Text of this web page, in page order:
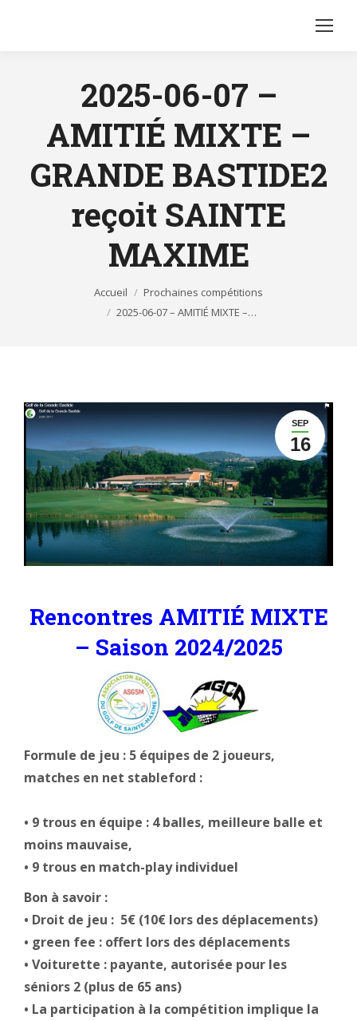
2025-06-07 –
AMITIÉ MIXTE –
GRANDE BASTIDE2
reçoit SAINTE
MAXIME
Vous êtes ici :Accueil
Prochaines compétitions
2025-06-07 – AMITIÉ MIXTE –…
SEP
16
Rencontres AMITIÉ MIXTE
– Saison 2024/2025
Formule de jeu : 5 équipes de 2 joueurs,
matches en net stableford :
• 9 trous en équipe : 4 balles, meilleure balle et
moins mauvaise,
• 9 trous en match-play individuel
Bon à savoir :
• Droit de jeu : 5€ (10€ lors des déplacements)
• green fee : offert lors des déplacements
• Voiturette : payante, autorisée pour les
séniors 2 (plus de 65 ans)
• La participation à la compétition implique la